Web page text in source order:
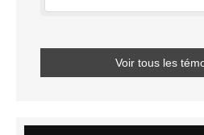
Voir tous les